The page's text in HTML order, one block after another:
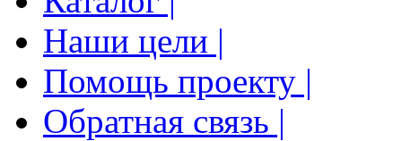
Наши цели |
Помощь проекту |
Обратная связь |